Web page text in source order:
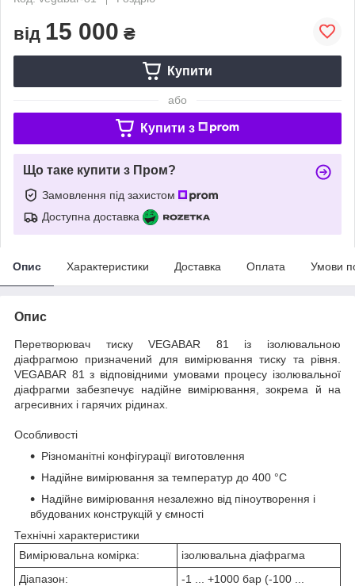
від 15 000 ₴
Купити
або
Купити з
Що таке купити з Пром?
Замовлення під захистом
Доступна доставка
Опис Характеристики Доставка Оплата Умови
Опис
Перетворювач тиску VEGABAR 81 із ізолювальною
діафрагмою призначений для вимірювання тиску та рівня.
VEGABAR 81 з відповідними умовами процесу ізолювальної
діафрагми забезпечує надійне вимірювання, зокрема й на
агресивних і гарячих рідинах.
Особливості
Різноманітні конфігурації виготовлення
Надійне вимірювання за температур до 400 °C
Надійне вимірювання незалежно від піноутворення і
вбудованих конструкцій у ємності
Технічні характеристики
Вимірювальна комірка:
ізолювальна діафрагма
Діапазон:
-1 ... +1000 бар (-100 ...